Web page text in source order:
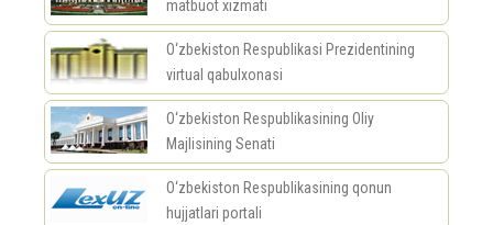
matbuot xizmati
O‘zbekiston Respublikasi Prezidentining
virtual qabulxonasi
O‘zbekiston Respublikasining Oliy
Majlisining Senati
O‘zbekiston Respublikasining qonun
hujjatlari portali